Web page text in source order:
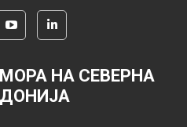
НА СЕВЕРНА